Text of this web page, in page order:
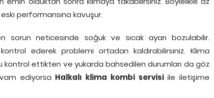
performansına kavuşur.
sorun neticesinde soğuk ve sıcak ayarı bozulabilir.
kontrol ederek problemi ortadan kaldırabilirsiniz. Klima
kontrol ettikten ve yukarda bahsedilen durumları da göz
ediyorsa Halkalı klima kombi servisiile iletişime